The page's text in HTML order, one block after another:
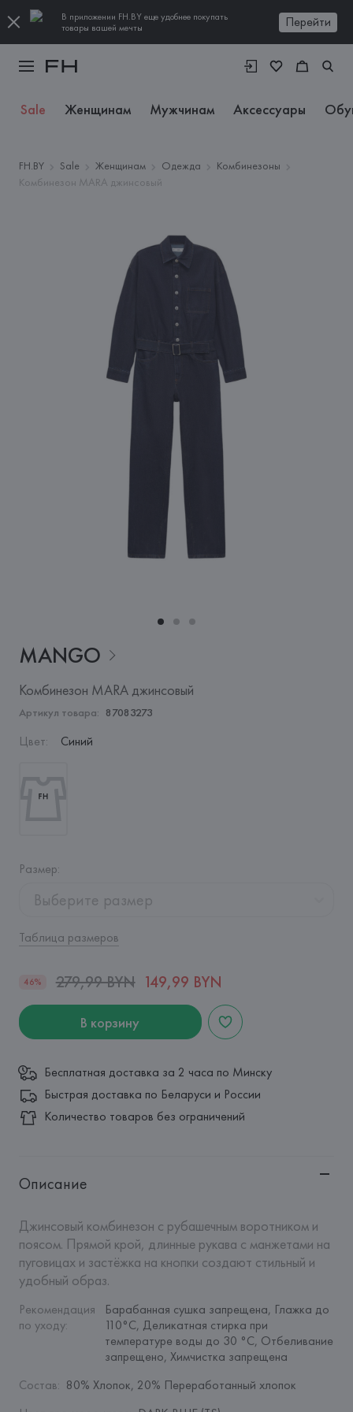
В приложении FH.BY еще удобнее покупать
товары вашей мечты
Перейти
Sale Женщинам Мужчинам Аксессуары
FH.BY Sale Женщинам Одежда
Комбинезоны
Комбинезон MARA джинсовый
MANGO
Комбинезон MARA джинсовый
Артикул товара: 87083273
Цвет: Синий
Размер:
Выберите размер
Таблица размеров
46% 279,99 BYN 149,99 BYN
В корзину
Бесплатная доставка за 2 часа по Минску
Быстрая доставка по Беларуси и России
Количество товаров без ограничений
Описание
Джинсовый комбинезон с рубашечным воротником и
поясом. Прямой крой, длинные рукава с манжетами на
пуговицах и застёжка на кнопки создают стильный и
удобный образ.
Рекомендация
по уходу:
Барабанная сушка запрещена, Глажка до
110°C, Деликатная стирка при
температуре воды до 30 °C, Отбеливание
запрещено, Химчистка запрещена
Состав: 80% Хлопок, 20% Переработанный хлопок